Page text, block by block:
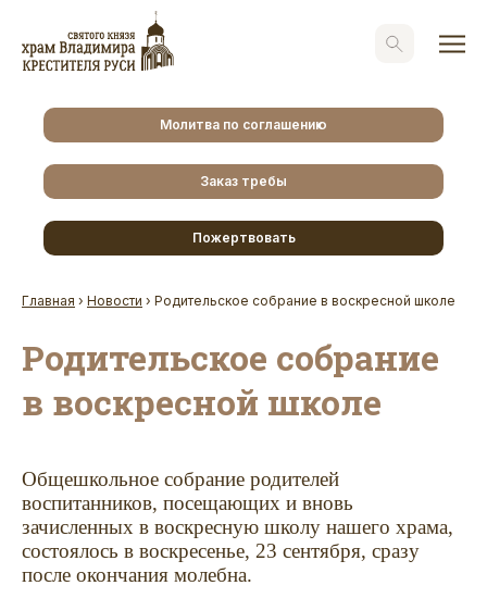
Молитва по соглашению
Заказ требы
Пожертвовать
Главная › Новости › Родительское собрание в воскресной школе
Родительское собрание
в воскресной школе
Общешкольное собрание родителей
воспитанников, посещающих и вновь
зачисленных в воскресную школу нашего храма,
состоялось в воскресенье, 23 сентября, сразу
после окончания молебна.